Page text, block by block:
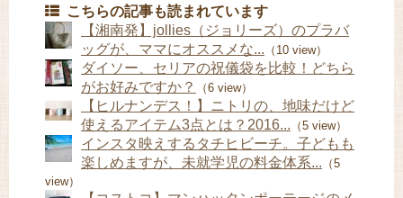
こちらの記事も読まれています
【湘南発】jollies（ジョリーズ）のプラバ
ッグが、ママにオススメな... （10 view）
ダイソー、セリアの祝儀袋を比較！どちら
がお好みですか？
（6 view）
【ヒルナンデス！】ニトリの、地味だけど
使えるアイテム3点とは？2016... （5 view）
インスタ映えするタチヒビーチ。子どもも
楽しめますが、未就学児の料金体系... （5
view）